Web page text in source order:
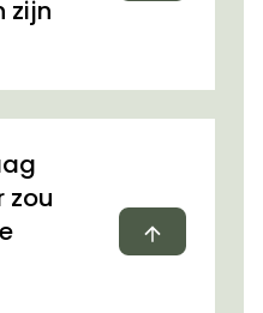
zijn
zou